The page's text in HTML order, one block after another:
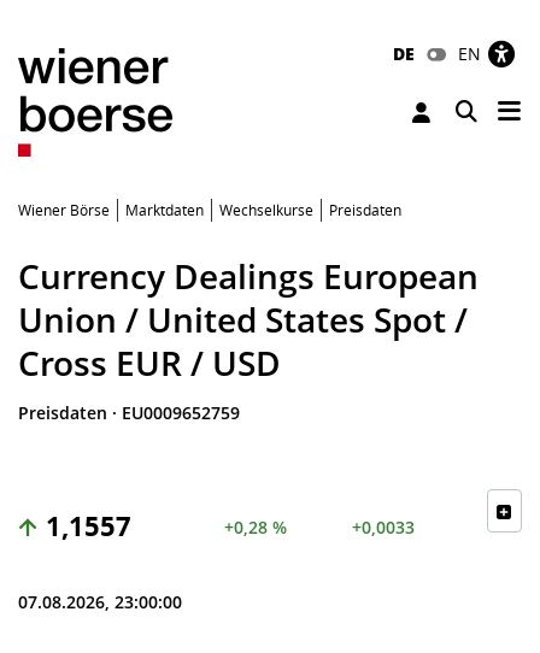
DE EN
Toggle
Wiener Börse Marktdaten Wechselkurse Preisdaten
Currency Dealings European
Union / United States Spot /
Cross EUR / USD
Preisdaten · EU0009652759
1,1557 +0,28 % +0,0033
07.08.2026, 23:00:00